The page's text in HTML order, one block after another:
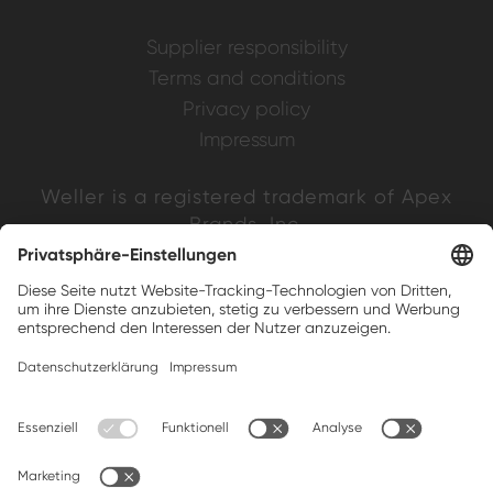
Supplier responsibility
Terms and conditions
Privacy policy
Impressum
Weller is a registered trademark of Apex
Brands, Inc.